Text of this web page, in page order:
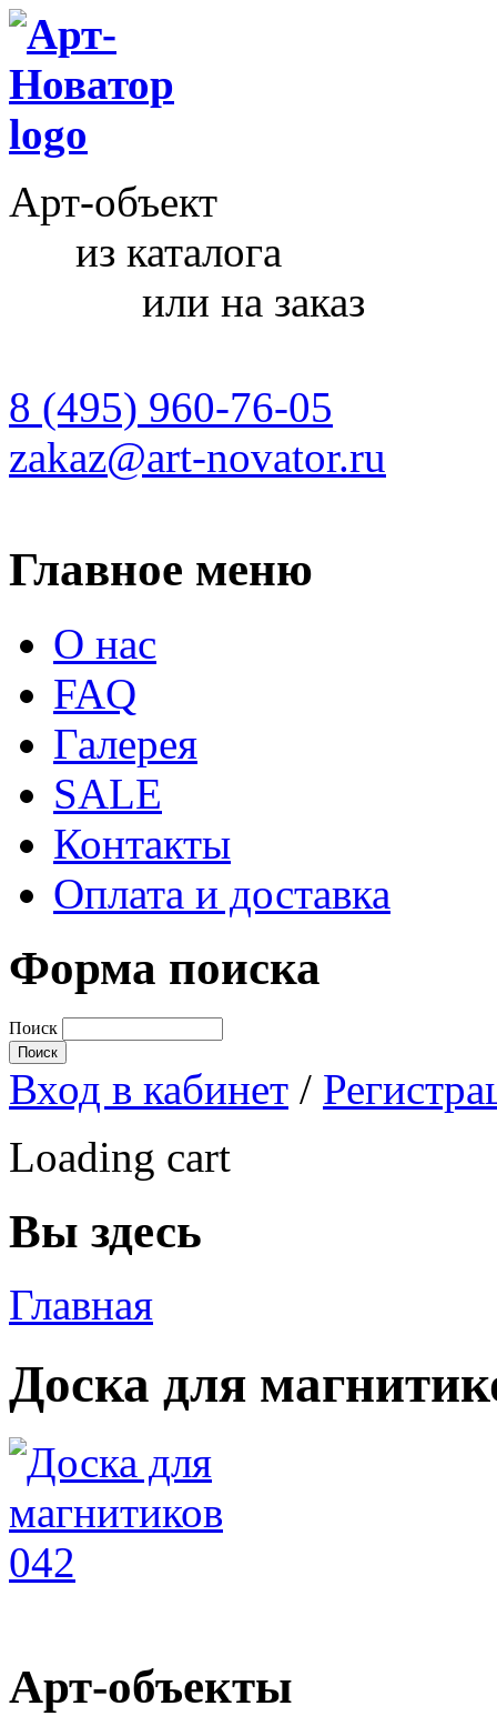
Арт-объект
из каталога
или на заказ
8 (495) 960-76-05
zakaz@art-novator.ru
Главное меню
О нас
FAQ
Галерея
SALE
Контакты
Оплата и доставка
Форма поиска
Поиск
Вход в кабинет /
Loading cart
Вы здесь
Главная
Доска для
Арт-объекты